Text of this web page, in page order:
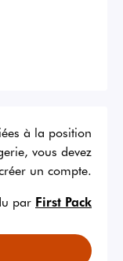
à la position
vous devez
un compte.
par First Pack